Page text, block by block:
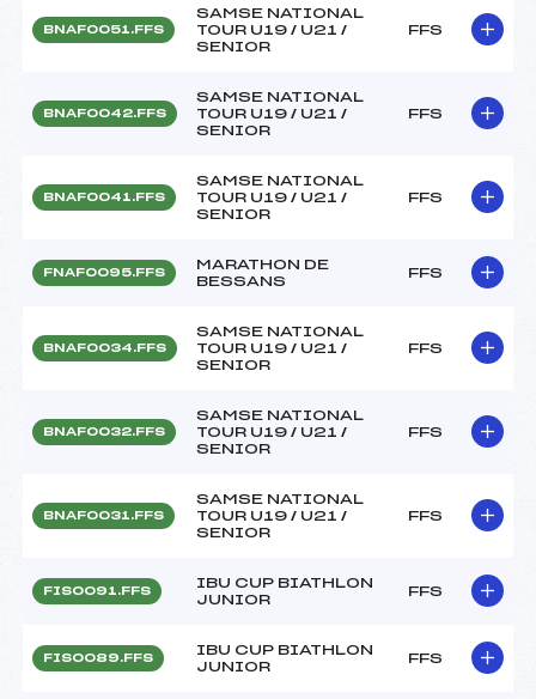
BNAF0051.FFS
SAMSE NATIONAL
TOUR U19 / U21 /
SENIOR
FFS
BNAF0042.FFS
SAMSE NATIONAL
TOUR U19 / U21 /
SENIOR
FFS
BNAF0041.FFS
SAMSE NATIONAL
TOUR U19 / U21 /
SENIOR
FFS
FNAF0095.FFS
MARATHON DE
BESSANS
FFS
BNAF0034.FFS
SAMSE NATIONAL
TOUR U19 / U21 /
SENIOR
FFS
BNAF0032.FFS
SAMSE NATIONAL
TOUR U19 / U21 /
SENIOR
FFS
BNAF0031.FFS
SAMSE NATIONAL
TOUR U19 / U21 /
SENIOR
FFS
FIS0091.FFS
IBU CUP BIATHLON
JUNIOR
FFS
FIS0089.FFS
IBU CUP BIATHLON
JUNIOR
FFS